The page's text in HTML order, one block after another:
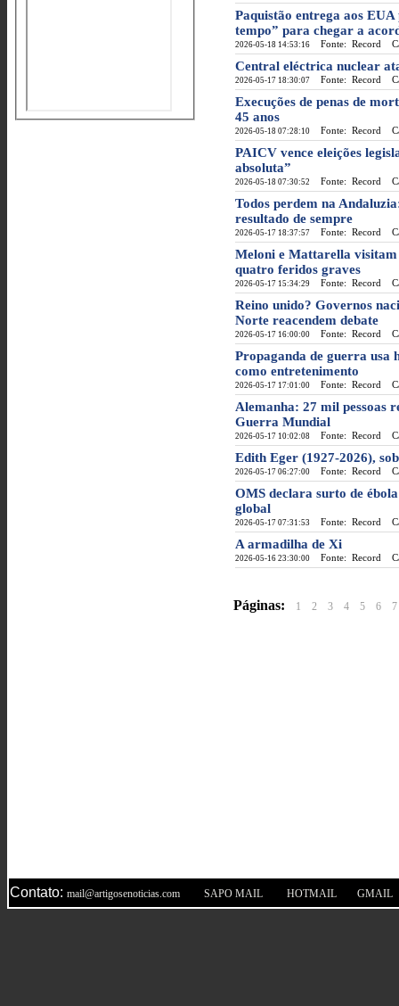
Paquistão entrega aos
tempo” para chegar a
2026-05-18 14:53:16 Fonte: Record
Central eléctrica nuclear
2026-05-17 18:30:07 Fonte: Record
Execuções de penas de
45 anos
2026-05-18 07:28:10 Fonte: Record
PAICV vence eleições
absoluta”
2026-05-18 07:30:52 Fonte: Record
Todos perdem na
resultado de sempre
2026-05-17 18:37:57 Fonte: Record
Meloni e Mattarella visitam
quatro feridos graves
2026-05-17 15:34:29 Fonte: Record
Reino unido? Governos
Norte reacendem debate
2026-05-17 16:00:00 Fonte: Record
Propaganda de guerra usa
como entretenimento
2026-05-17 17:01:00 Fonte: Record
Alemanha: 27 mil pessoas
Guerra Mundial
2026-05-17 10:02:08 Fonte: Record
Edith Eger (1927-2026),
2026-05-17 06:27:00 Fonte: Record
OMS declara surto de
global
2026-05-17 07:31:53 Fonte: Record
A armadilha de Xi
2026-05-16 23:30:00 Fonte: Record
Páginas: 1 2 3 4 5 6 7
Contato: mail@artigosenoticias.com SAPO MAIL HOTMAIL GMAIL